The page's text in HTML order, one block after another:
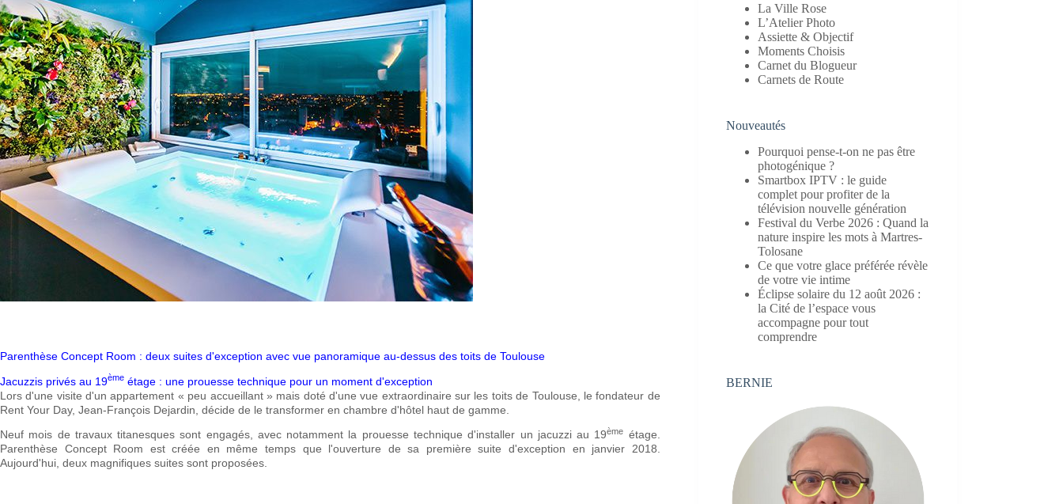
Parenthèse Concept Room : deux suites d'exception avec vue panoramique au-dessus des toits de Toulouse
Jacuzzis privés au 19ème étage : une prouesse technique pour un moment d'exception
Lors d'une visite d'un appartement « peu accueillant » mais doté d'une vue extraordinaire sur les toits de Toulouse, le fondateur de
Rent Your Day, Jean-François Dejardin, décide de le transformer en chambre d'hôtel haut de gamme.
Neuf mois de travaux titanesques sont engagés, avec notamment la prouesse technique d'installer un jacuzzi au 19ème étage.
Parenthèse Concept Room est créée en même temps que l'ouverture de sa première suite d'exception en janvier 2018.
Aujourd'hui, deux magnifiques suites sont proposées.
La Ville Rose
L’Atelier Photo
Assiette & Objectif
Moments Choisis
Carnet du Blogueur
Carnets de Route
Nouveautés
Pourquoi pense-t-on ne pas être
photogénique ?
Smartbox IPTV : le guide
complet pour profiter de la
télévision nouvelle génération
Festival du Verbe 2026 : Quand la
nature inspire les mots à Martres-
Tolosane
Ce que votre glace préférée révèle
de votre vie intime
Éclipse solaire du 12 août 2026 :
la Cité de l’espace vous
accompagne pour tout
comprendre
BERNIE